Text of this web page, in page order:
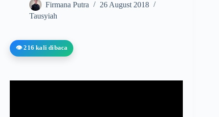
Firmana Putra
26 August 2018
Tausyiah
👁️ 216 kali dibaca